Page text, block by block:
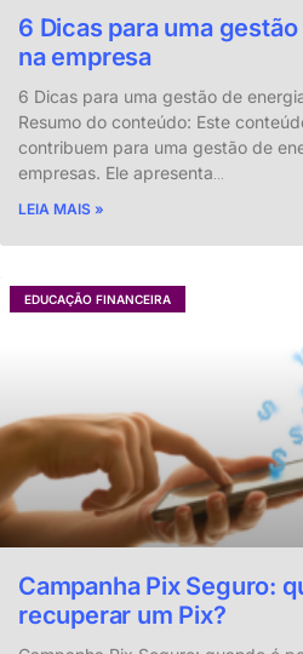
6 Dicas para uma
na empresa
6 Dicas para uma gestão de
Resumo do conteúdo: Este
contribuem para uma gestão de
empresas. Ele apresenta…
LEIA MAIS »
EDUCAÇÃO FINANCEIRA
Campanha Pix Seguro:
recuperar um Pix?